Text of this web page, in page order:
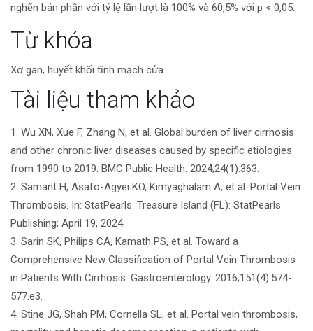
nghẽn bán phần với tỷ lệ lần lượt là 100% và 60,5% với p < 0,05.
Chi
tiết
bài
viết
Từ khóa
Xơ gan, huyết khối tĩnh mạch cửa
Tài liệu tham khảo
1. Wu XN, Xue F, Zhang N, et al. Global burden of liver cirrhosis
and other chronic liver diseases caused by specific etiologies
from 1990 to 2019. BMC Public Health. 2024;24(1):363.
2. Samant H, Asafo-Agyei KO, Kimyaghalam A, et al. Portal Vein
Thrombosis. In: StatPearls. Treasure Island (FL): StatPearls
Publishing; April 19, 2024.
3. Sarin SK, Philips CA, Kamath PS, et al. Toward a
Comprehensive New Classification of Portal Vein Thrombosis
in Patients With Cirrhosis. Gastroenterology. 2016;151(4):574-
577.e3.
4. Stine JG, Shah PM, Cornella SL, et al. Portal vein thrombosis,